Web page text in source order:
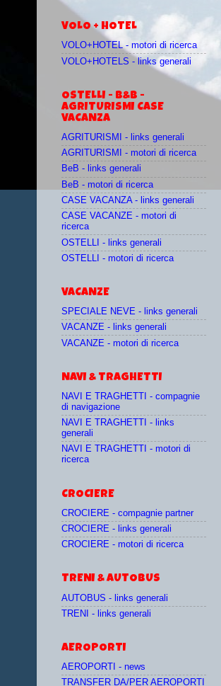
VOLO + HOTEL
VOLO+HOTEL - motori di ricerca
VOLO+HOTELS - links generali
OSTELLI - B&B -
AGRITURISMI CASE
VACANZA
AGRITURISMI - links generali
AGRITURISMI - motori di ricerca
BeB - links generali
BeB - motori di ricerca
CASE VACANZA - links generali
CASE VACANZE - motori di
ricerca
OSTELLI - links generali
OSTELLI - motori di ricerca
VACANZE
SPECIALE NEVE - links generali
VACANZE - links generali
VACANZE - motori di ricerca
NAVI & TRAGHETTI
NAVI E TRAGHETTI - compagnie
di navigazione
NAVI E TRAGHETTI - links
generali
NAVI E TRAGHETTI - motori di
ricerca
CROCIERE
CROCIERE - compagnie partner
CROCIERE - links generali
CROCIERE - motori di ricerca
TRENI & AUTOBUS
AUTOBUS - links generali
TRENI - links generali
AEROPORTI
AEROPORTI - news
TRANSFER DA/PER AEROPORTI